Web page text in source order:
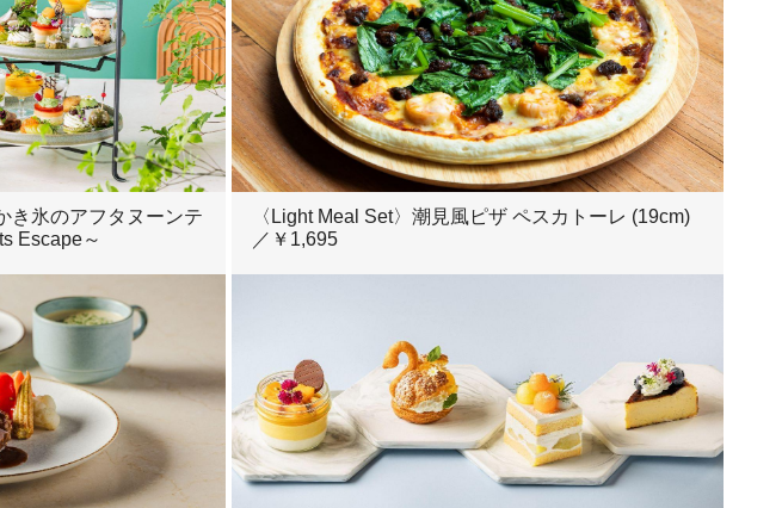
き氷のアフタヌーンテ
Escape～
〈Light Meal Set〉潮見風ピザ ペスカトーレ (19cm)
／￥1,695